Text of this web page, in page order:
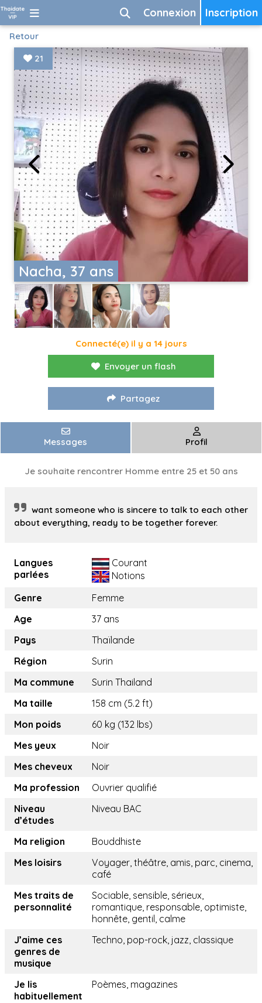
Inscription
Connexion
Retour
Nacha, 37 ans
21
Connecté(e) il y a 14 jours
Envoyer un flash
Partagez
Messages Profil
Je souhaite rencontrer Homme entre 25 et 50 ans
want someone who is sincere to talk to each other
about everything, ready to be together forever.
Langues
parlées
Courant
Notions
Genre
Femme
Age
37 ans
Pays
Thaïlande
Région
Surin
Ma commune
Surin Thailand
Ma taille
158 cm (5.2 ft)
Mon poids
60 kg (132 lbs)
Mes yeux
Noir
Mes cheveux
Noir
Ma profession
Ouvrier qualifié
Niveau
d’études
Niveau BAC
Ma religion
Bouddhiste
Mes loisirs
Voyager, théâtre, amis, parc, cinema,
café
Mes traits de
personnalité
Sociable, sensible, sérieux,
romantique, responsable, optimiste,
honnête, gentil, calme
J’aime ces
genres de
musique
Techno, pop-rock, jazz, classique
Je lis
habituellement
Poèmes, magazines